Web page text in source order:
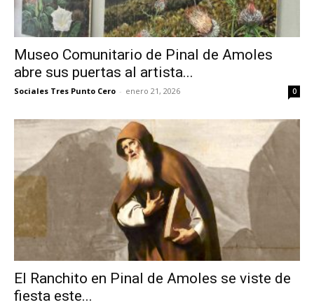
Museo Comunitario de Pinal de Amoles
abre sus puertas al artista...
Sociales Tres Punto Cero - enero 21, 2026 0
El Ranchito en Pinal de Amoles se viste de
fiesta este...